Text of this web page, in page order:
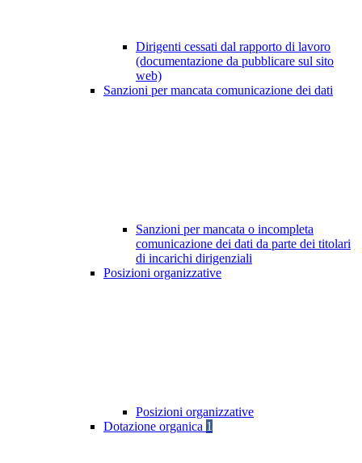
Dirigenti cessati dal rapporto di lavoro
(documentazione da pubblicare sul sito
web)
Sanzioni per mancata comunicazione dei dati
Sanzioni per mancata o incompleta
comunicazione dei dati da parte dei titolari
di incarichi dirigenziali
Posizioni organizzative
Posizioni organizzative
Dotazione organica 1